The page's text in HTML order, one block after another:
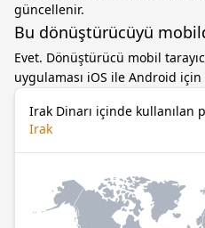
güncellenir.
Bu dönüştürücüyü
Evet. Dönüştürücü mobil
uygulaması iOS ile Android
Irak Dinarı içinde kullanılan
Irak